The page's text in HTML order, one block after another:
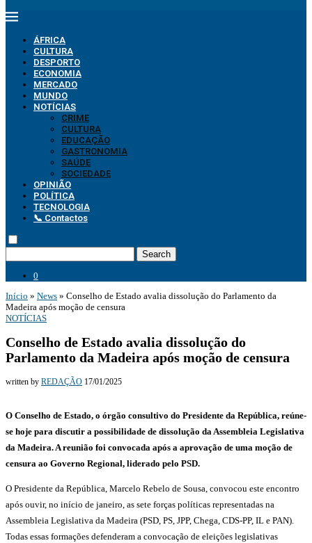
ÁFRICA
CULTURA
DESPORTO
ECONOMIA
MERCADO
MUNDO
NOTÍCIAS
CRIME
CULTURA
EDUCAÇÃO
GASTRONOMIA
SAÚDE
SOCIEDADE
OPINIÃO
POLÍTICA
TECNOLOGIA
📞 Contactos
Search
0
Início » News » Conselho de Estado avalia dissolução do Parlamento da
Madeira após moção de censura
NOTÍCIAS
Conselho de Estado avalia dissolução do
Parlamento da Madeira após moção de censura
written by REDAÇÃO 17/01/2025
O Conselho de Estado, o órgão consultivo do Presidente da República, reúne-
se hoje para discutir a possibilidade de dissolução da Assembleia Legislativa
da Madeira. A reunião foi convocada após a aprovação de uma moção de
censura ao Governo Regional, liderado pelo PSD.
O Presidente da República, Marcelo Rebelo de Sousa, convocou este encontro
após ouvir, no início de janeiro, as sete forças políticas representadas na
Assembleia Legislativa da Madeira (PSD, PS, JPP, Chega, CDS-PP, IL e PAN).
Todas essas formações defenderam a convocação de eleições legislativas